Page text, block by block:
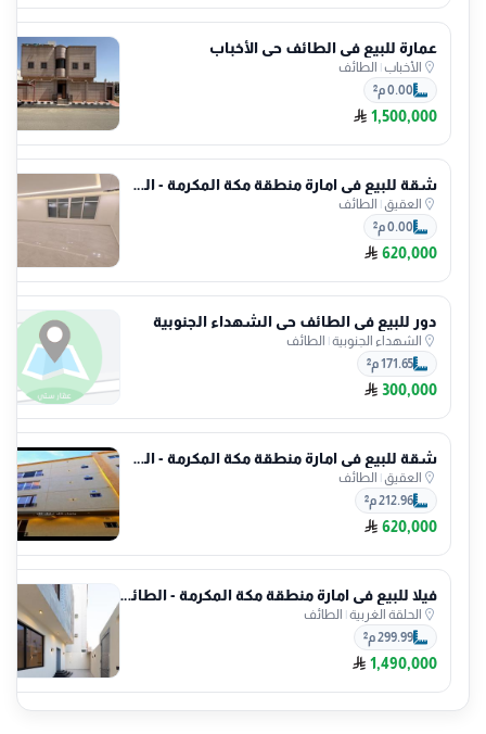
عمارة للبيع في الطائف حي الأخباب
الأخباب| الطائف
0.00 م²
1,500,000
شقة للبيع في امارة منطقة مكة المكرمة - الطائف حي العقيق
العقيق| الطائف
0.00 م²
620,000
دور للبيع في الطائف حي الشهداء الجنوبية
الشهداء الجنوبية| الطائف
171.65 م²
300,000
شقة للبيع في امارة منطقة مكة المكرمة - الطائف حي العقيق
العقيق| الطائف
212.96 م²
620,000
فيلا للبيع في امارة منطقة مكة المكرمة - الطائف حي الحلقة الغربية
الحلقة الغربية| الطائف
299.99 م²
1,490,000